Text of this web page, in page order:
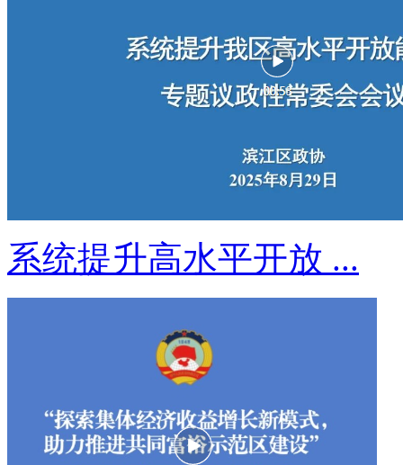
系统提升高水平开放 ...